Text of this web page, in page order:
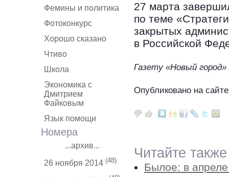
Фемины и политика
Фотоконкурс
Хорошо сказано
Чтиво
Школа
Экономика с
Дмитрием
Файковым
Язык помощи
Номера
...архив...
26 ноября 2014 (48)
27 марта
по теме
закрытых
в Российской
Газету «Новый
Опубликовано на
Читайте
Былое: в